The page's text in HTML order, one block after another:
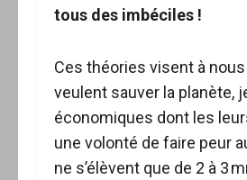
tous des imbéciles !
Ces théories visent à
veulent sauver la planète,
économiques dont les
une volonté de faire peur
ne s’élèvent que de 2 à 3